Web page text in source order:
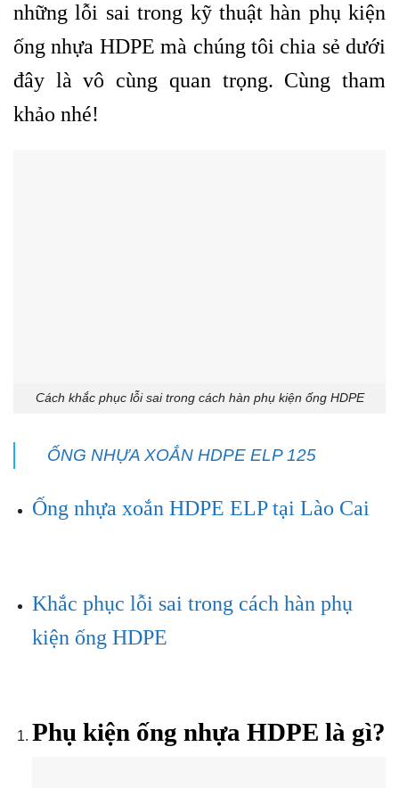
những lỗi sai trong kỹ thuật hàn phụ kiện
ống nhựa HDPE mà chúng tôi chia sẻ dưới
đây là vô cùng quan trọng. Cùng tham
khảo nhé!
Cách khắc phục lỗi sai trong cách hàn phụ kiện ống HDPE
ỐNG NHỰA XOẮN HDPE ELP 125
Ống nhựa xoắn HDPE ELP tại Lào Cai
Khắc phục lỗi sai trong cách hàn phụ
kiện ống HDPE
Phụ kiện ống nhựa HDPE là gì?